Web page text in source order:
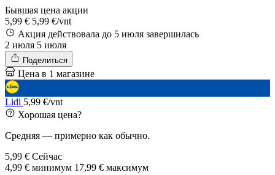
Бывшая цена акции
5,99 € 5,99 €/vnt
Акция действовала до 5 июля завершилась
2 июля 5 июля
Поделиться
Цена в 1 магазине
Lidl 5,99 €/vnt
Хорошая цена?
Средняя — примерно как обычно.
5,99 € Сейчас
4,99 € минимум 17,99 € максимум